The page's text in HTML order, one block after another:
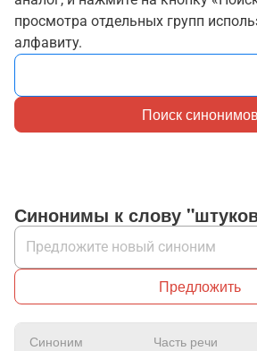
просмотра отдельных групп
алфавиту.
Поиск синонимов
Синонимы к слову
Предложить
Синоним Часть речи